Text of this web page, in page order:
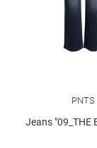
PNTS
Jeans "09_THE